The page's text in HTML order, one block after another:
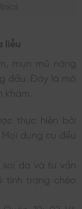
liễu
mụn mủ nặng
đầu. Đây là mô
khám.
thực hiện bởi
dụng cụ đều
soi da và tư vấn
tình trạng chèo